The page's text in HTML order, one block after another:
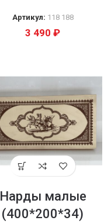
Артикул: 118 188
3 490 ₽
Нарды малые
(400*200*34)